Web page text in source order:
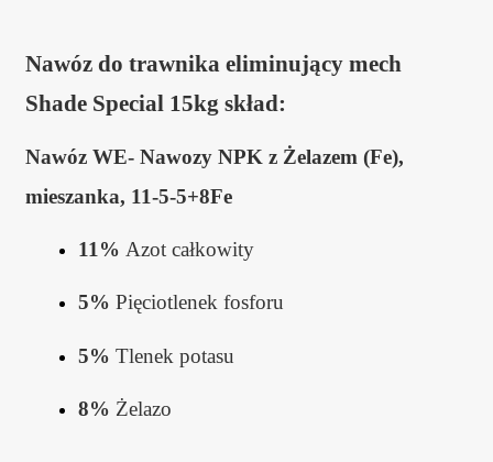
Nawóz do trawnika eliminujący mech
Shade Special 15kg skład:
Nawóz WE- Nawozy NPK z Żelazem (Fe),
mieszanka, 11-5-5+8Fe
11% Azot całkowity
5% Pięciotlenek fosforu
5% Tlenek potasu
8% Żelazo